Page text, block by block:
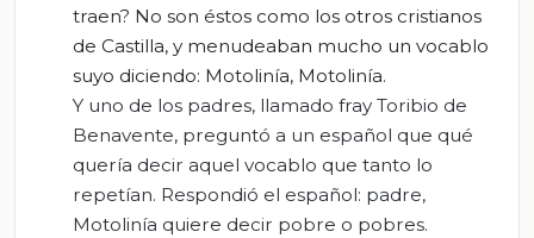
traen? No son éstos como los otros cristianos
de Castilla, y menudeaban mucho un vocablo
suyo diciendo: Motolinía, Motolinía.
Y uno de los padres, llamado fray Toribio de
Benavente, preguntó a un español que qué
quería decir aquel vocablo que tanto lo
repetían. Respondió el español: padre,
Motolinía quiere decir pobre o pobres.